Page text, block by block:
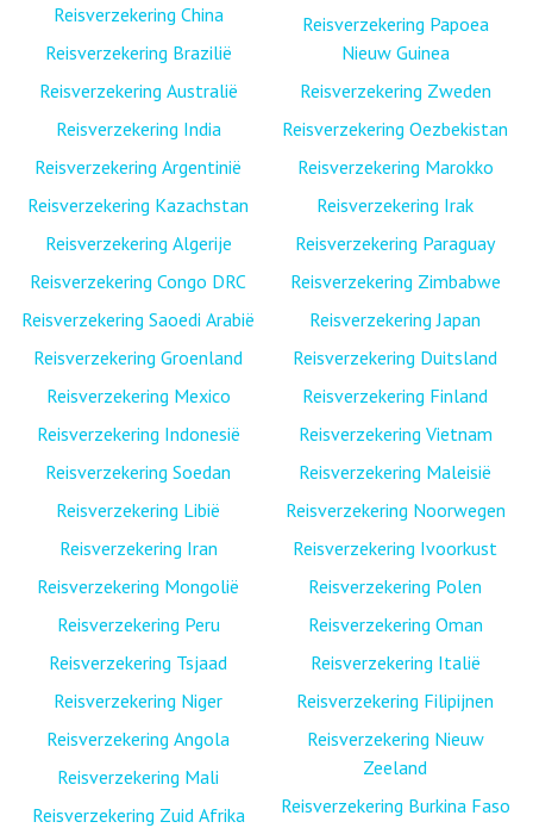
Reisverzekering China
Reisverzekering Brazilië
Reisverzekering Australië
Reisverzekering India
Reisverzekering Argentinië
Reisverzekering Kazachstan
Reisverzekering Algerije
Reisverzekering Congo DRC
Reisverzekering Saoedi Arabië
Reisverzekering Groenland
Reisverzekering Mexico
Reisverzekering Indonesië
Reisverzekering Soedan
Reisverzekering Libië
Reisverzekering Iran
Reisverzekering Mongolië
Reisverzekering Peru
Reisverzekering Tsjaad
Reisverzekering Niger
Reisverzekering Angola
Reisverzekering Mali
Reisverzekering Zuid Afrika
Reisverzekering Papoea
Nieuw Guinea
Reisverzekering Zweden
Reisverzekering Oezbekistan
Reisverzekering Marokko
Reisverzekering Irak
Reisverzekering Paraguay
Reisverzekering Zimbabwe
Reisverzekering Japan
Reisverzekering Duitsland
Reisverzekering Finland
Reisverzekering Vietnam
Reisverzekering Maleisië
Reisverzekering Noorwegen
Reisverzekering Ivoorkust
Reisverzekering Polen
Reisverzekering Oman
Reisverzekering Italië
Reisverzekering Filipijnen
Reisverzekering Nieuw
Zeeland
Reisverzekering Burkina Faso